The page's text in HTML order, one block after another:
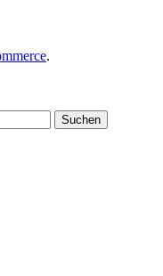
.
Suchen